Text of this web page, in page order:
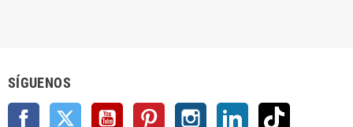
SÍGUENOS
Facebook Twitter YouTube Pinterest Instagram LinkedIn